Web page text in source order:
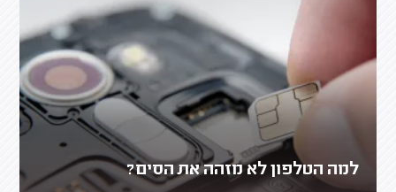
למה הטלפון לא מזהה את הסים?